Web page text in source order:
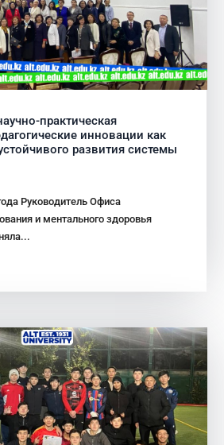
практическая
инновации как
развития системы
Руководитель Офиса
и ментального здоровья